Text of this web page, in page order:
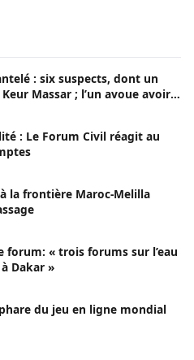
: six suspects, dont un
Massar ; l’un avoue avoir
: Le Forum Civil réagit au
la frontière Maroc-Melilla
forum: « trois forums sur l’eau
Dakar »
du jeu en ligne mondial